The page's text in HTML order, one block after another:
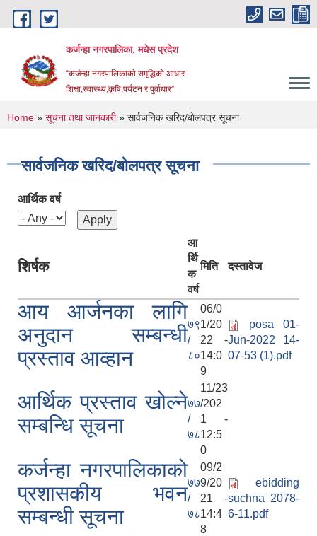
Skip to main content
कर्जन्हा नगरपालिका, मधेस प्रदेश
“कर्जन्हा नगरपालिकाको समृद्धिको आधार–
शिक्षा,स्वास्थ्य,कृषि,पर्यटन र पुर्वाधार”
You are here
Home » सूचना तथा जानकारी» सार्वजनिक खरिद/बोलपत्र सूचना
सार्वजनिक खरिद/बोलपत्र सूचना
आर्थिक वर्ष
शिर्षक
आ
र्थि
क
वर्ष
मिति दस्तावेज
आय आर्जनका लागि
अनुदान सम्बन्धी
प्रस्ताव आव्हान
७९
/
८०
06/0
1/20
22 -
14:0
9
posa 01-
Jun-2022 14-
07-53 (1).pdf
आर्थिक प्रस्ताव खोल्ने
सम्बन्धि सूचना
७७
/
७८
11/23
/202
1 -
12:5
0
कर्जन्हा नगरपालिकाको
प्रशासकीय भवन
सम्बन्धी सूचना
७७
/
७८
09/2
9/20
21 -
14:4
8
ebidding
suchna 2078-
6-11.pdf